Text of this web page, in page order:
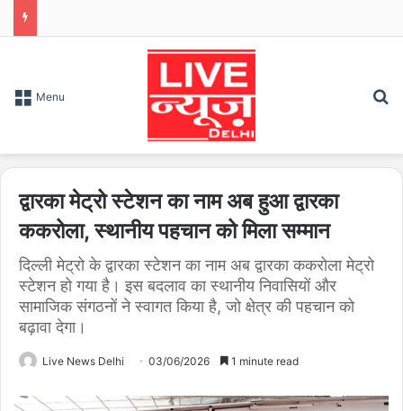
Menu
द्वारका मेट्रो स्टेशन का नाम अब हुआ द्वारका
ककरोला, स्थानीय पहचान को मिला सम्मान
दिल्ली मेट्रो के द्वारका स्टेशन का नाम अब द्वारका ककरोला मेट्रो
स्टेशन हो गया है। इस बदलाव का स्थानीय निवासियों और
सामाजिक संगठनों ने स्वागत किया है, जो क्षेत्र की पहचान को
बढ़ावा देगा।
Live News Delhi 03/06/2026 1 minute read